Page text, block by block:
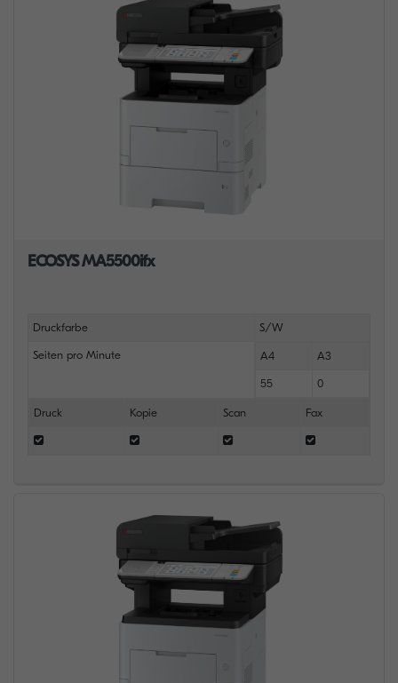
ECOSYS MA5500ifx
Druckfarbe S/W
Seiten pro Minute A4 A3
55 0
Druck Kopie Scan Fax